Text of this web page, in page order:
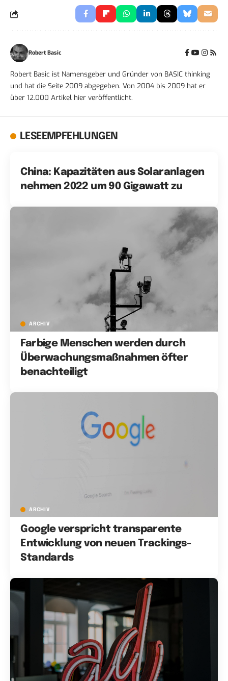
Robert Basic
Robert Basic ist Namensgeber und Gründer von BASIC thinking
und hat die Seite 2009 abgegeben. Von 2004 bis 2009 hat er
über 12.000 Artikel hier veröffentlicht.
LESEEMPFEHLUNGEN
China: Kapazitäten aus Solaranlagen
nehmen 2022 um 90 Gigawatt zu
ARCHIV
Farbige Menschen werden durch
Überwachungsmaßnahmen öfter
benachteiligt
ARCHIV
Google verspricht transparente
Entwicklung von neuen Trackings-
Standards